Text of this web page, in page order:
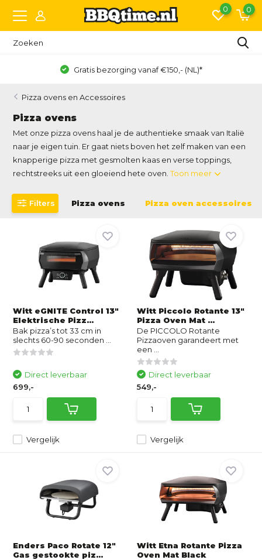
0 0
Gratis bezorging vanaf €150,- (NL)*
Pizza ovens en Accessoires
Pizza ovens
Met onze pizza ovens haal je de authentieke smaak van Italië
naar je eigen tuin. Er gaat niets boven het zelf maken van een
knapperige pizza met gesmolten kaas en verse toppings,
rechtstreeks uit een gloeiend hete oven.Toon meer
Filters Pizza ovens Pizza oven accessoires
Witt eGNITE Control 13"
Elektrische Pizz...
Bak pizza’s tot 33 cm in
slechts 60-90 seconden ...
Vergelijk
Direct leverbaar
699,-
Witt Piccolo Rotante 13"
Pizza Oven Mat ...
De PICCOLO Rotante
Pizzaoven garandeert met
een ...
Vergelijk
Direct leverbaar
549,-
Enders Paco Rotate 12″
Gas gestookte piz...
Witt Etna Rotante Pizza
Oven Mat Black